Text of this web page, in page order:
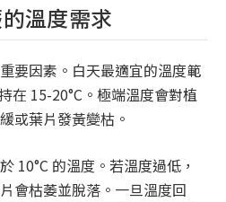
溫度需求
要因素。白天最適宜的溫度範
在 15-20°C。極端溫度會對植
或葉片發黃變枯。
10°C 的溫度。若溫度過低，
會枯萎並脫落。一旦溫度回